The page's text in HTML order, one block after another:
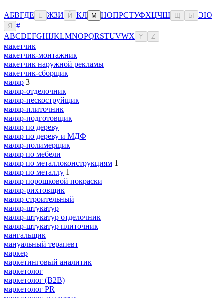
АБВГДЕ Ё ЖЗИ Й КЛ М НОПРСТУФХЦЧШ Ы ЭЮ
Я
#
ABCDEFGHIJKLMNOPQRSTUVWX Y Z
макетчик
макетчик-монтажник
макетчик наружной рекламы
макетчик-сборщик
маляр 3
маляр-отделочник
маляр-пескоструйщик
маляр-плиточник
маляр-подготовщик
маляр по дереву
маляр по дереву и МДФ
маляр-полимерщик
маляр по мебели
маляр по металлоконструкциям 1
маляр по металлу 1
маляр порошковой покраски
маляр-рихтовщик
маляр строительный
маляр-штукатур
маляр-штукатур отделочник
маляр-штукатур плиточник
мангальщик
мануальный терапевт
маркер
маркетинговый аналитик
маркетолог
маркетолог (B2B)
маркетолог PR